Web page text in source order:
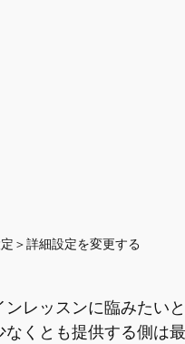
＞詳細設定を変更する
レッスンに臨みたいと
くとも提供する側は